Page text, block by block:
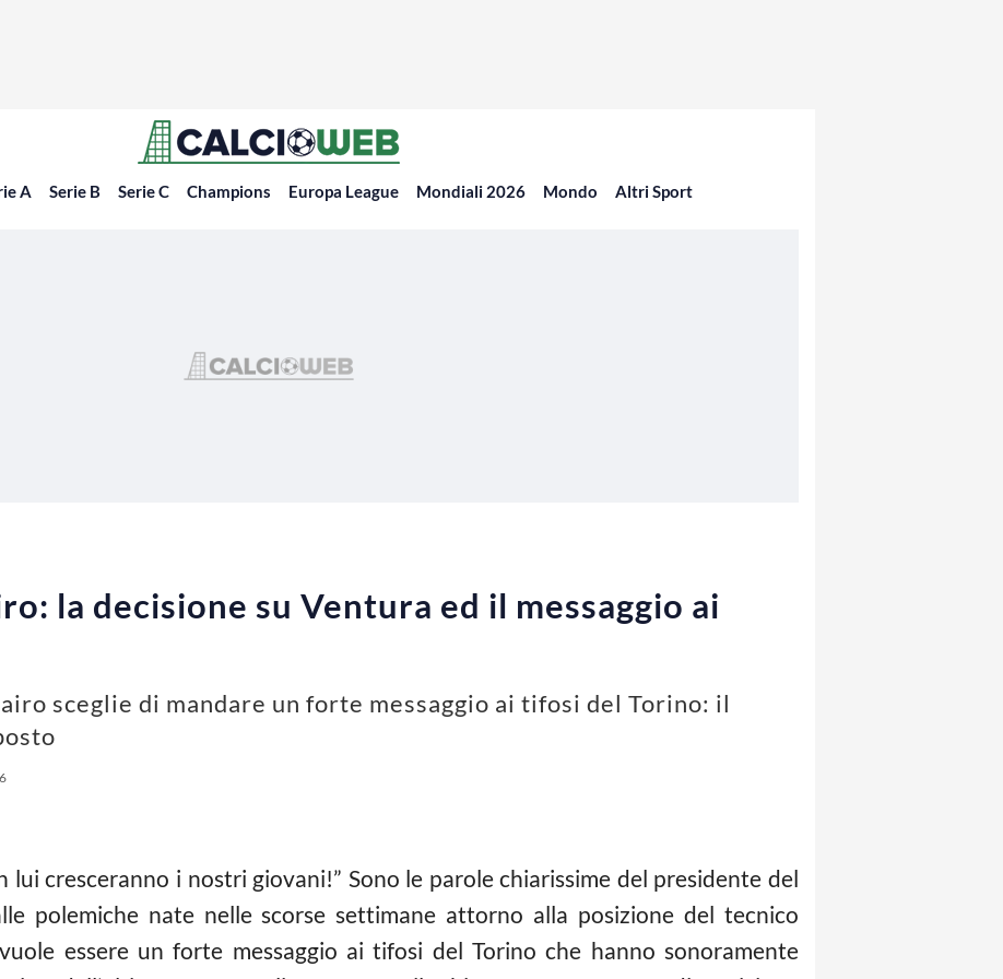
A Serie B Serie C Champions Europa League Mondiali 2026 Mondo Altri Sport
la decisione su Ventura ed il messaggio ai
sceglie di mandare un forte messaggio ai tifosi del Torino: il
lui cresceranno i nostri giovani!” Sono le parole chiarissime del presidente del
polemiche nate nelle scorse settimane attorno alla posizione del tecnico
essere un forte messaggio ai tifosi del Torino che hanno sonoramente